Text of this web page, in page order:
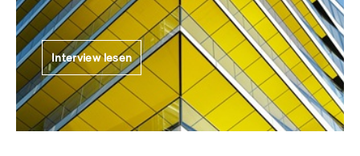
Interview lesen